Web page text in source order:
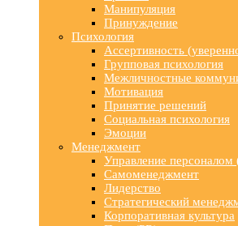
Манипуляция
Принуждение
Психология
Ассертивность
Групповая психология
Межличностные
Мотивация
Принятие решений
Социальная психология
Эмоции
Менеджмент
Управление персоналом
Самоменеджмент
Лидерство
Стратегический
Корпоративная культура